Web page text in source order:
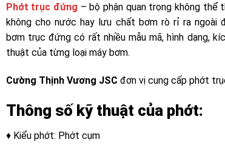
Phớt trục đứng – bộ phận quan trọng không thể
không cho nước hay lưu chất bơm rò rỉ ra
bơm trục đứng có rất nhiều mẫu mã, hình dạng,
thuật của từng loại máy bơm.
Cường Thịnh Vương JSC đơn vị cung cấp phớt
Thông số kỹ thuật của phớt:
♦ Kiểu phớt: Phớt cụm